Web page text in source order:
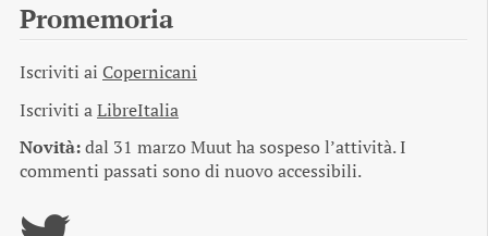
Promemoria
Iscriviti ai Copernicani
Iscriviti aLibreItalia
Novità:dal 31 marzo Muut ha sospeso l’attività. I
commenti passati sono di nuovo accessibili.